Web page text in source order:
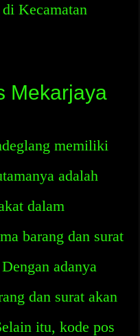
Kecamatan
Mekarjaya
memiliki
adalah
dalam
barang dan surat
adanya
dan surat akan
itu, kode pos